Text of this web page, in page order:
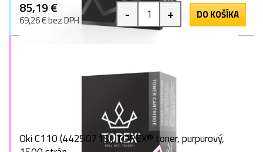
85,19 €
69,26 € bez DPH - + DO KOŠÍKA
Oki C110 (44250718), TOREX® toner, purpurový,